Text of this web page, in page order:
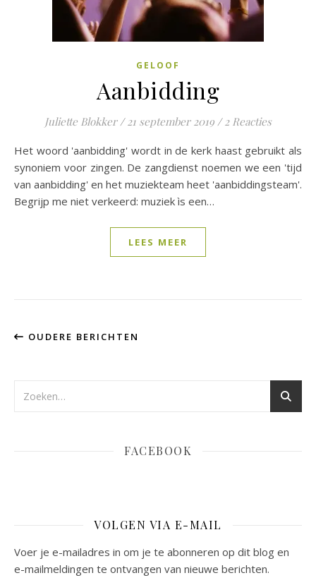
GELOOF
Aanbidding
Juliette Blokker / 21 september 2019 / 2 Reacties
Het woord 'aanbidding' wordt in de kerk haast gebruikt als
synoniem voor zingen. De zangdienst noemen we een 'tijd
van aanbidding' en het muziekteam heet 'aanbiddingsteam'.
Begrijp me niet verkeerd: muziek ìs een…
LEES MEER
OUDERE BERICHTEN
FACEBOOK
VOLGEN VIA E-MAIL
Voer je e-mailadres in om je te abonneren op dit blog en
e-mailmeldingen te ontvangen van nieuwe berichten.